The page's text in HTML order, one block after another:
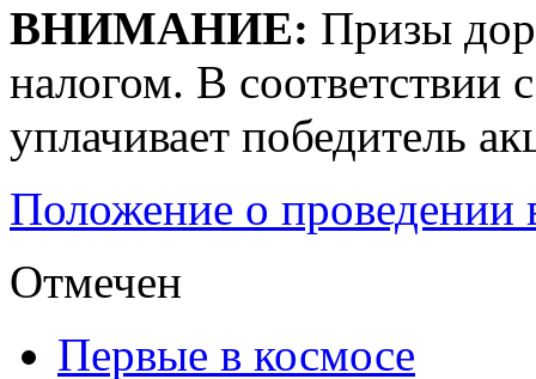
ВНИМАНИЕ: Призы
налогом. В
уплачивает победитель
Положение о проведении
Отмечен
Первые в космосе